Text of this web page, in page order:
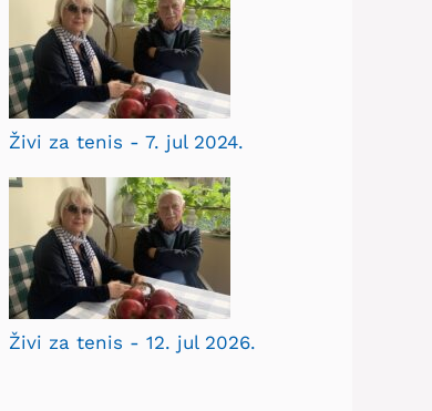
Živi za tenis - 7. jul 2024.
Živi za tenis - 12. jul 2026.